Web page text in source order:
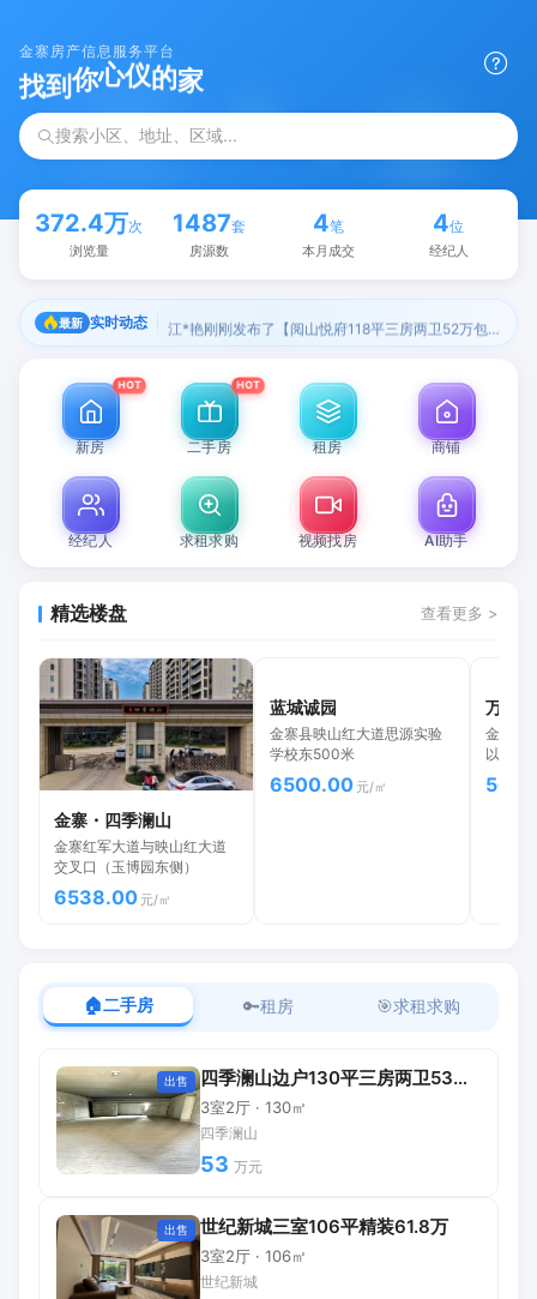
金寨房产信息服务平台
找到你心仪的家
搜索小区、地址、区域...
372.4万次
浏览量
1487套
房源数
4笔
本月成交
4位
经纪人
最新 实时动态
HOT
新房
HOT
二手房 租房 商铺
经纪人 求租求购 视频找房 AI助手
精选楼盘 查看更多 >
金寨・四季澜山
金寨红军大道与映山红大道
交叉口（玉博园东侧）
6538.00 元/㎡
蓝城诚园
金寨县映山红大道思源实验
学校东500米
6500.00 元/㎡
万树
金寨现
以西，
🏠二手房 🔑租房 🎯求租求购
出售 四季澜山边户130平三房两卫53万可直接更名
3室2厅 · 130㎡
四季澜山
53 万元
出售 世纪新城三室106平精装61.8万
3室2厅 · 106㎡
世纪新城